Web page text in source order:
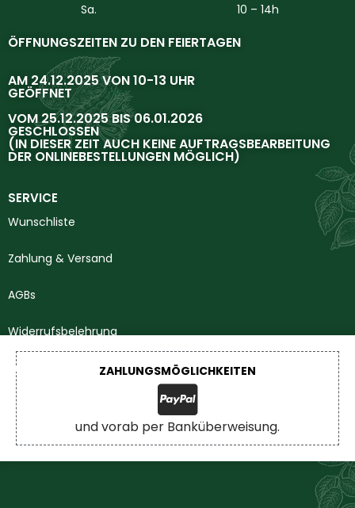
Sa.
10 – 14h
ÖFFNUNGSZEITEN ZU DEN FEIERTAGEN
AM 24.12.2025 VON 10-13 UHR
GEÖFFNET
VOM 25.12.2025 BIS 06.01.2026
GESCHLOSSEN
(IN DIESER ZEIT AUCH KEINE AUFTRAGSBEARBEITUNG
DER ONLINEBESTELLUNGEN MÖGLICH)
SERVICE
Wunschliste
Zahlung & Versand
AGBs
Widerrufsbelehrung
Impressum
Datenschutzerklärung
ZAHLUNGSMÖGLICHKEITEN
und vorab per Banküberweisung.